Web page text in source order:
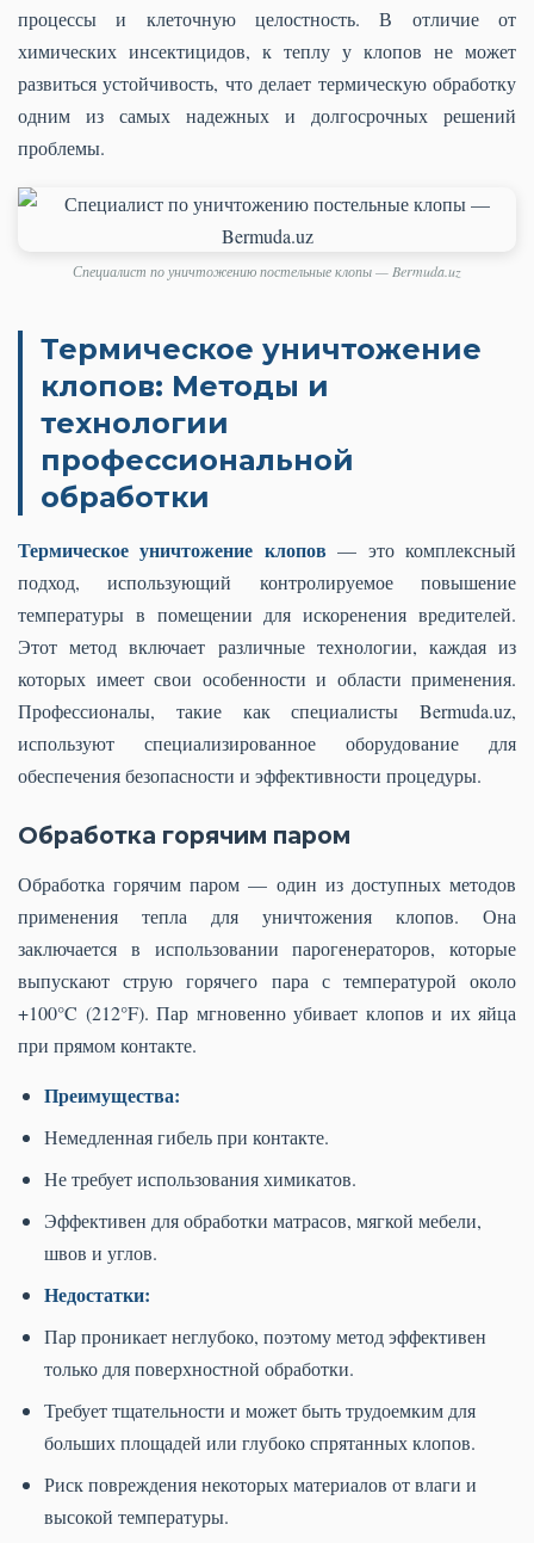
процессы и клеточную целостность. В отличие от
химических инсектицидов, к теплу у клопов не может
развиться устойчивость, что делает термическую обработку
одним из самых надежных и долгосрочных решений
проблемы.
Специалист по уничтожению постельные клопы — Bermuda.uz
Термическое уничтожение
клопов: Методы и
технологии
профессиональной
обработки
Термическое уничтожение клопов — это комплексный
подход, использующий контролируемое повышение
температуры в помещении для искоренения вредителей.
Этот метод включает различные технологии, каждая из
которых имеет свои особенности и области применения.
Профессионалы, такие как специалисты Bermuda.uz,
используют специализированное оборудование для
обеспечения безопасности и эффективности процедуры.
Обработка горячим паром
Обработка горячим паром — один из доступных методов
применения тепла для уничтожения клопов. Она
заключается в использовании парогенераторов, которые
выпускают струю горячего пара с температурой около
+100°C (212°F). Пар мгновенно убивает клопов и их яйца
при прямом контакте.
Преимущества:
Немедленная гибель при контакте.
Не требует использования химикатов.
Эффективен для обработки матрасов, мягкой мебели,
швов и углов.
Недостатки:
Пар проникает неглубоко, поэтому метод эффективен
только для поверхностной обработки.
Требует тщательности и может быть трудоемким для
больших площадей или глубоко спрятанных клопов.
Риск повреждения некоторых материалов от влаги и
высокой температуры.